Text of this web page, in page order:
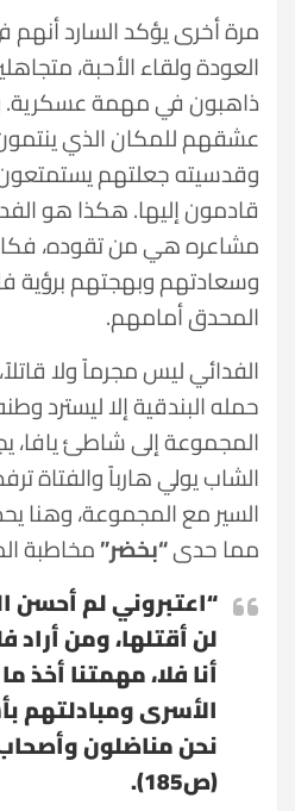
مرة أخرى يؤكد السارد أنهم
العودة ولقاء الأحبة،
ذاهبون في مهمة عسكرية.
عشقهم للمكان الذي
وقدسيته جعلتهم
قادمون إليها. هكذا هو
مشاعره هي من تقوده،
وسعادتهم وبهجتهم برؤية
المحدق أمامهم.
الفدائي ليس مجرماً ولا
حمله البندقية إلا ليسترد
المجموعة إلى شاطئ يافا،
الشاب يولي هارباً والفتاة
السير مع المجموعة، وهنا
مما حدى“بخضر”مخاطبة
“اعتبروني لم أحسن
لن أقتلها، ومن
أنا فلا، مهمتنا
الأسرى ومبادلتهم
نحن مناضلون
(ص185).